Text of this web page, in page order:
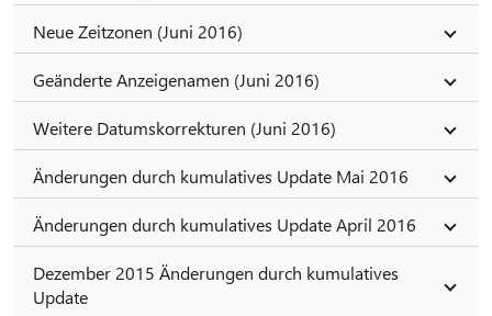
Neue Zeitzonen (Juni 2016)
Geänderte Anzeigenamen (Juni 2016)
Weitere Datumskorrekturen (Juni 2016)
Änderungen durch kumulatives Update Mai 2016
Änderungen durch kumulatives Update April 2016
Dezember 2015 Änderungen durch kumulatives
Update